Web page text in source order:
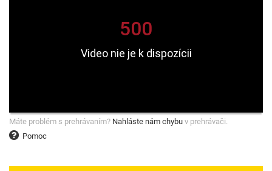
Pomoc
Máte problém s prehrávaním? Nahláste nám chybu v prehrávači.